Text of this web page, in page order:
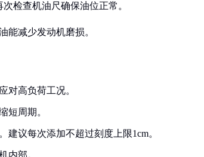
检查机油尺确保油位正常。
能减少发动机磨损。
对高负荷工况。
短周期。
议每次添加不超过刻度上限1cm。
内部。